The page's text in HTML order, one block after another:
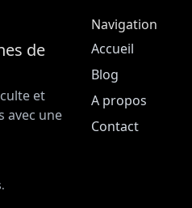
de
et
avec une
Navigation
Accueil
Blog
A propos
Contact